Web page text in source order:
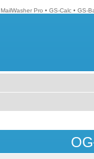
MailWasher Pro • GS-Calc • GS-